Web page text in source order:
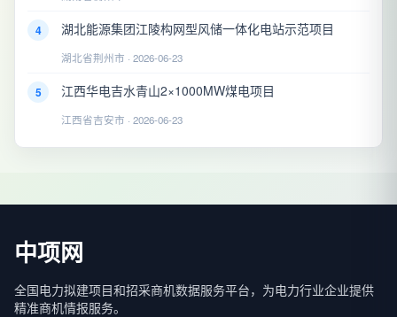
4 湖北能源集团江陵构网型风储一体化电站示范项目
湖北省荆州市 · 2026-06-23
5 江西华电吉水青山2×1000MW煤电项目
江西省吉安市 · 2026-06-23
中项网
全国电力拟建项目和招采商机数据服务平台，为电力行业企业提供
精准商机情报服务。